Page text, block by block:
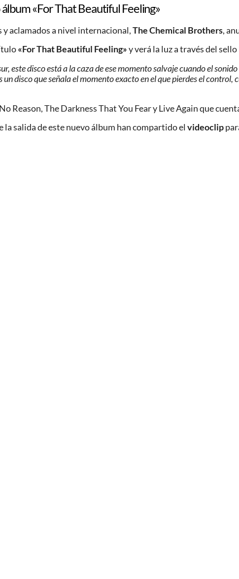
«For That Beautiful Feeling»
aclamados a nivel internacional,The Chemical Brothers,
«For That Beautiful Feeling»y verá la luz a través del sello
este disco está a la caza de ese momento salvaje cuando el
disco que señala el momento exacto en el que pierdes el
Reason, The Darkness That You Fear y Live Again que
salida de este nuevo álbum han compartido el videoclip